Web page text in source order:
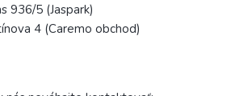
936/5 (Jaspark)
4 (Caremo obchod)